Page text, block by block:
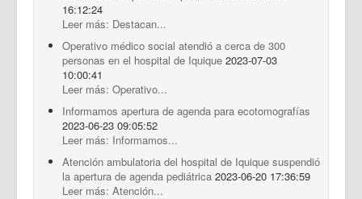
16:12:24
Leer más: Destacan...
Operativo médico social atendió a cerca de 300
personas en el hospital de Iquique 2023-07-03
10:00:41
Leer más: Operativo...
Informamos apertura de agenda para ecotomografías
2023-06-23 09:05:52
Leer más: Informamos...
Atención ambulatoria del hospital de Iquique suspendió
la apertura de agenda pediátrica 2023-06-20 17:36:59
Leer más: Atención...